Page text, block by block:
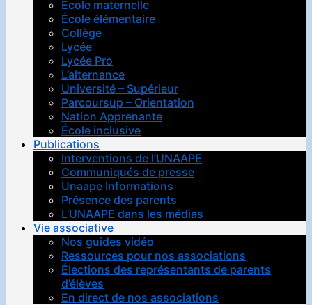
Ecole maternelle
École élémentaire
Collège
Lycée
Lycée Pro
L’alternance
Université – Supérieur
Parcoursup – Orientation
Nation Apprenante
École inclusive
Publications
Interventions de l’UNAAPE
Communiqués de presse
Unaape Informations
Présence des parents
L’UNAAPE dans les médias
Vie associative
Nos guides vidéo
Ressources pour nos associations
Élections des représentants de parents
d’élèves
En direct de nos associations